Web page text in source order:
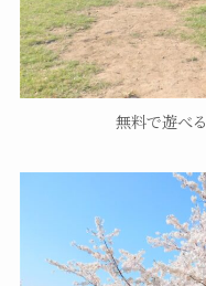
無料で遊べ